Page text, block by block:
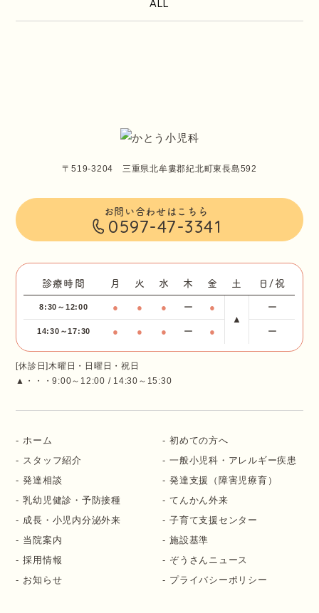
ALL
〒519-3204 三重県北牟婁郡紀北町東長島592
お問い合わせはこちら
0597-47-3341
診療時間 月 火 水 木 金 土 日/祝
8:30～12:00 ● ● ● ー
●
▲
ー
14:30～17:30 ● ● ● ー ● ー
[休診日]木曜日・日曜日・祝日
▲・・・9:00～12:00 / 14:30～15:30
ホーム
初めての方へ
スタッフ紹介
一般小児科・アレルギー疾患
発達相談
発達支援（障害児療育）
乳幼児健診・予防接種
てんかん外来
成長・小児内分泌外来
子育て支援センター
当院案内
施設基準
採用情報
ぞうさんニュース
お知らせ
プライバシーポリシー